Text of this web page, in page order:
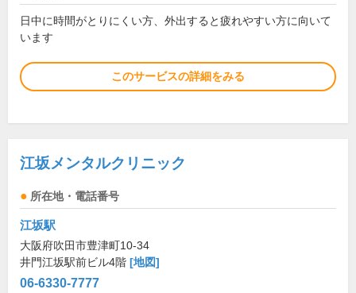
日中に時間がとりにくい方、外出すると疲れやすい方に向いて
います
このサービスの詳細をみる
江坂メンタルクリニック
所在地・電話番号
江坂駅
大阪府吹田市豊津町10-34
井門江坂駅前ビル4階 [地図]
06-6330-7777